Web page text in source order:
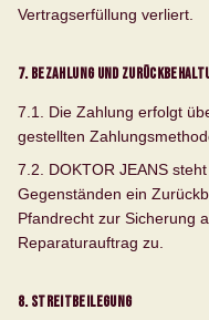
Vertragserfüllung verliert.
7. Bezahlung und
7.1. Die Zahlung erfolgt
gestellten
7.2. DOKTOR JEANS
Gegenständen ein
Pfandrecht zur Sicherung
Reparaturauftrag zu.
8. Streitbeilegung